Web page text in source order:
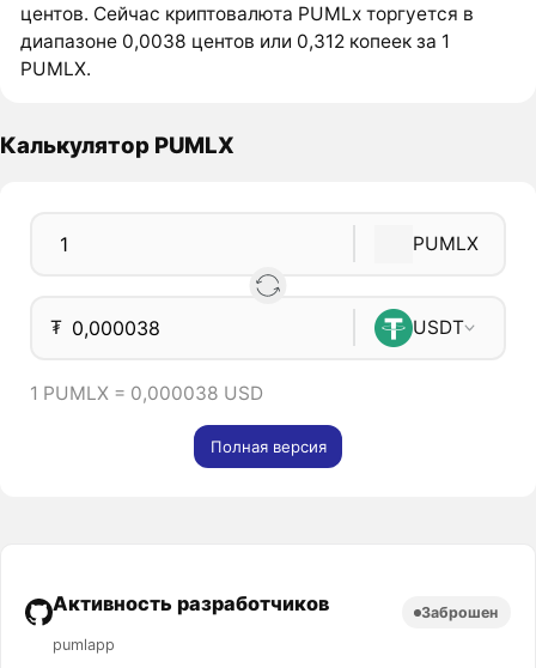
центов. Сейчас криптовалюта PUMLx торгуется в
диапазоне 0,0038 центов или 0,312 копеек за 1
PUMLX.
Калькулятор PUMLX
PUMLX
₮ USDT
1 PUMLX = 0,000038 USD
Полная версия
Активность разработчиков
pumlapp
Заброшен